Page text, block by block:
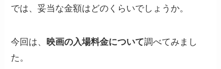
では、妥当な金額はどのくらいでしょうか。
今回は、 映画の入場料金について調べてみまし
た。